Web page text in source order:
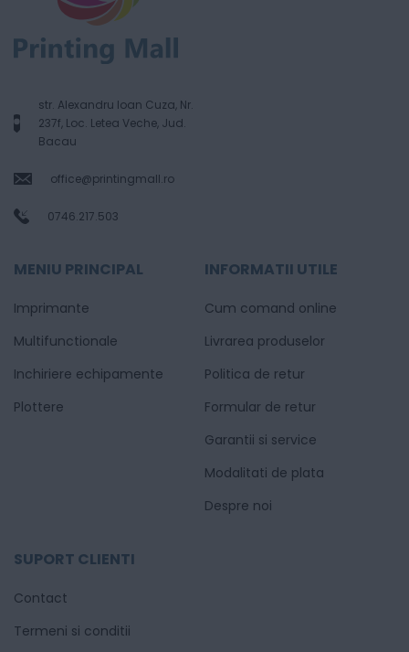
str. Alexandru Ioan Cuza, Nr.
237f, Loc. Letea Veche, Jud.
Bacau
office@printingmall.ro
0746.217.503
MENIU PRINCIPAL
Imprimante
Multifunctionale
Inchiriere echipamente
Plottere
INFORMATII UTILE
Cum comand online
Livrarea produselor
Politica de retur
Formular de retur
Garantii si service
Modalitati de plata
Despre noi
SUPORT CLIENTI
Contact
Termeni si conditii